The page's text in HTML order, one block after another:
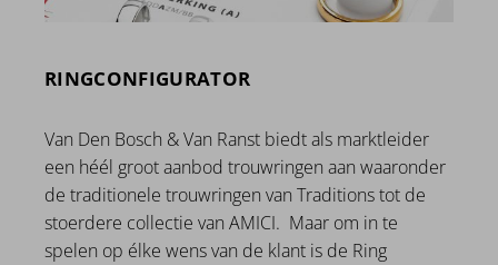
RINGCONFIGURATOR
Van Den Bosch & Van Ranst biedt als marktleider
een héél groot aanbod trouwringen aan waaronder
de traditionele trouwringen van Traditions tot de
stoerdere collectie van AMICI. Maar om in te
spelen op élke wens van de klant is de Ring